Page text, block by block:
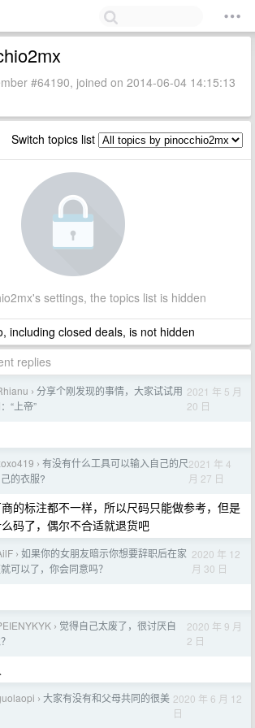
#64190, joined on 2014-06-04 14:15:13
Switch topics list
settings, the topics list is hidden
including closed deals, is not hidden
replies
› 分享个刚发现的事情，大家试试用
“上帝”
2021 年 5 月
20 日
› 有没有什么工具可以输入自己的尺
的衣服?
2021 年 4
月 27 日
的标注都不一样，所以尺码只能做参考，但是
码了，偶尔不合适就退货吧
› 如果你的女朋友暗示你想要辞职后在家
可以了，你会同意吗？
2020 年 12
月 30 日
› 觉得自己太废了，很讨厌自
2020 年 9 月
2 日
› 大家有没有和父母共同的很美 2020 年 6 月 12
日